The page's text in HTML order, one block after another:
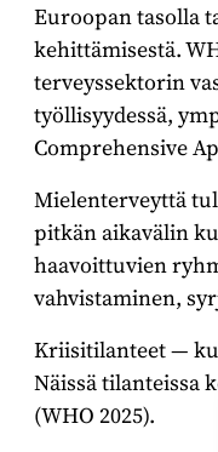
Euroopan tasolla
kehittämisestä.
terveyssektorin
työllisyydessä,
Comprehensive
Mielenterveyttä
pitkän aikavälin
haavoittuvien
vahvistaminen,
Kriisitilanteet —
Näissä tilanteissa
(WHO 2025).